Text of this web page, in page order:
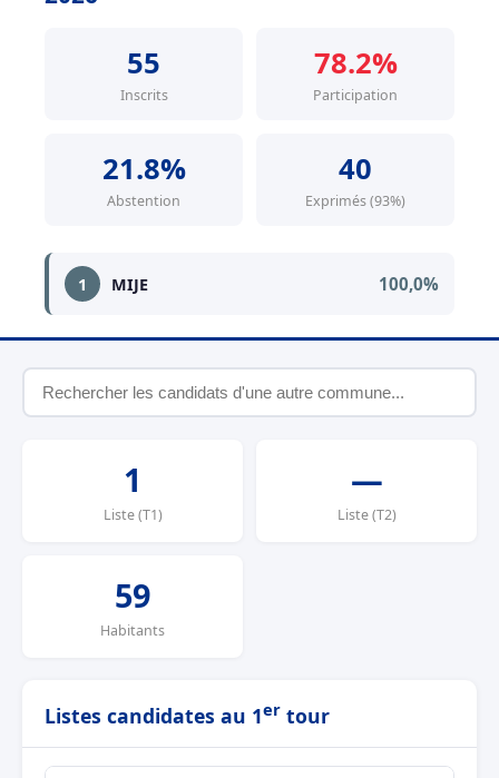
55
Inscrits
78.2%
Participation
21.8%
Abstention
40
Exprimés (93%)
1 MIJE 100,0%
1
Liste (T1)
—
Liste (T2)
59
Habitants
Listes candidates au 1er tour